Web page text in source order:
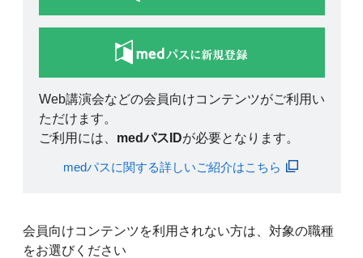
Web講演会などの会員向けコンテンツがご利用い
ただけます。
ご利用には、 medパスIDが必要となります。
medパスに関する詳しいご紹介はこちら
会員向けコンテンツを利用されない方は、対象の職種
をお選びください